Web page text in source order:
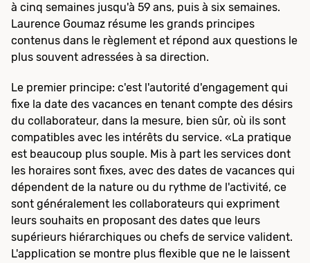
à cinq semaines jusqu'à 59 ans, puis à six semaines.
Laurence Goumaz résume les grands principes
contenus dans le règlement et répond aux questions le
plus souvent adressées à sa direction.
Le premier principe: c'est l'autorité d'engagement qui
fixe la date des vacances en tenant compte des désirs
du collaborateur, dans la mesure, bien sûr, où ils sont
compatibles avec les intérêts du service. «La pratique
est beaucoup plus souple. Mis à part les services dont
les horaires sont fixes, avec des dates de vacances qui
dépendent de la nature ou du rythme de l'activité, ce
sont généralement les collaborateurs qui expriment
leurs souhaits en proposant des dates que leurs
supérieurs hiérarchiques ou chefs de service valident.
L'application se montre plus flexible que ne le laissent